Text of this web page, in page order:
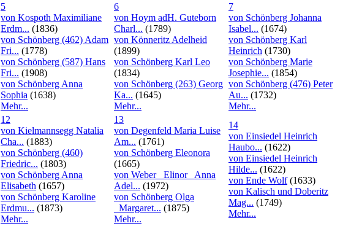
5
von Kospoth Maximiliane
Erdm... (1836)
von Schönberg (462) Adam
Fri... (1778)
von Schönberg (587) Hans
Fri... (1908)
von Schönberg Anna
Sophia (1638)
Mehr...
6
von Hoym adH. Guteborn
Charl... (1789)
von Könneritz Adelheid
(1899)
von Schönberg Karl Leo
(1834)
von Schönberg (263) Georg
Ka... (1645)
Mehr...
7
von Schönberg Johanna
Isabel... (1674)
von Schönberg Karl
Heinrich (1730)
von Schönberg Marie
Josephie... (1854)
von Schönberg (476) Peter
Au... (1732)
Mehr...
12
von Kielmannsegg Natalia
Cha... (1883)
von Schönberg (460)
Friedric... (1803)
von Schönberg Anna
Elisabeth (1657)
von Schönberg Karoline
Erdmu... (1873)
Mehr...
13
von Degenfeld Maria Luise
Am... (1761)
von Schönberg Eleonora
(1665)
von Weber _Elinor_ Anna
Adel... (1972)
von Schönberg Olga
_Margaret... (1875)
Mehr...
14
von Einsiedel Heinrich
Haubo... (1622)
von Einsiedel Heinrich
Hilde... (1622)
von Ende Wolf(1633)
von Kalisch und Doberitz
Mag... (1749)
Mehr...